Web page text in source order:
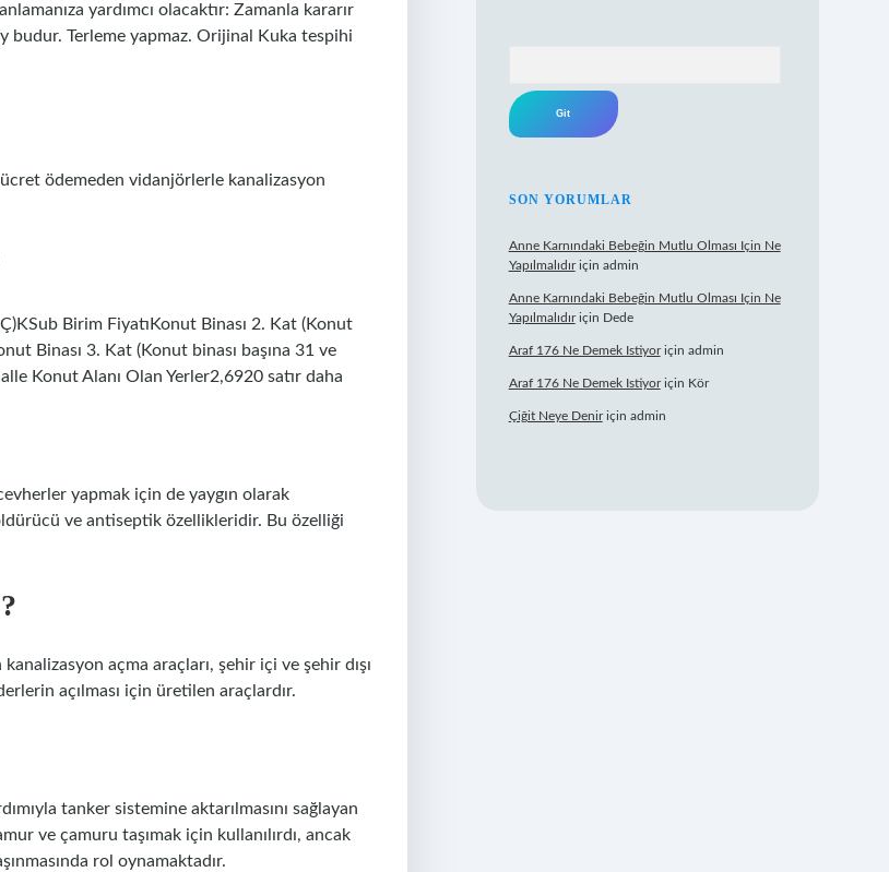
yardımcı olacaktır: Zamanla kararır
budur. Terleme yapmaz. Orijinal Kuka tespihi
ücret ödemeden vidanjörlerle kanalizasyon
Birim FiyatıKonut Binası 2. Kat (Konut
Binası 3. Kat (Konut binası başına 31 ve
Konut Alanı Olan Yerler2,6920 satır daha
yapmak için de yaygın olarak
ve antiseptik özellikleridir. Bu özelliği
açma araçları, şehir içi ve şehir dışı
açılması için üretilen araçlardır.
tanker sistemine aktarılmasını sağlayan
ve çamuru taşımak için kullanılırdı, ancak
rol oynamaktadır.
SON YORUMLAR
Anne Karnındaki Bebeğin Mutlu Olması Için Ne
Yapılmalıdıriçin admin
Anne Karnındaki Bebeğin Mutlu Olması Için Ne
Yapılmalıdıriçin Dede
Araf 176 Ne Demek Istiyoriçin admin
Araf 176 Ne Demek Istiyoriçin Kör
Çiğit Neye Deniriçin admin